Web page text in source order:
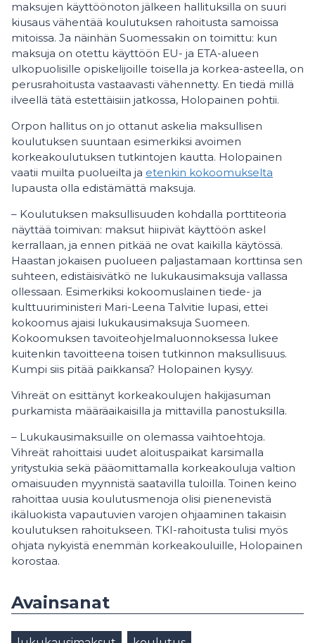
maksujen käyttöönoton jälkeen hallituksilla on suuri
kiusaus vähentää koulutuksen rahoitusta samoissa
mitoissa. Ja näinhän Suomessakin on toimittu: kun
maksuja on otettu käyttöön EU- ja ETA-alueen
ulkopuolisille opiskelijoille toisella ja korkea-asteella, on
perusrahoitusta vastaavasti vähennetty. En tiedä millä
ilveellä tätä estettäisiin jatkossa, Holopainen pohtii.
Orpon hallitus on jo ottanut askelia maksullisen
koulutuksen suuntaan esimerkiksi avoimen
korkeakoulutuksen tutkintojen kautta. Holopainen
vaatii muilta puolueilta ja etenkin kokoomukselta
lupausta olla edistämättä maksuja.
– Koulutuksen maksullisuuden kohdalla porttiteoria
näyttää toimivan: maksut hiipivät käyttöön askel
kerrallaan, ja ennen pitkää ne ovat kaikilla käytössä.
Haastan jokaisen puolueen paljastamaan korttinsa sen
suhteen, edistäisivätkö ne lukukausimaksuja vallassa
ollessaan. Esimerkiksi kokoomuslainen tiede- ja
kulttuuriministeri Mari-Leena Talvitie lupasi, ettei
kokoomus ajaisi lukukausimaksuja Suomeen.
Kokoomuksen tavoiteohjelmaluonnoksessa lukee
kuitenkin tavoitteena toisen tutkinnon maksullisuus.
Kumpi siis pitää paikkansa? Holopainen kysyy.
Vihreät on esittänyt korkeakoulujen hakijasuman
purkamista määräaikaisilla ja mittavilla panostuksilla.
– Lukukausimaksuille on olemassa vaihtoehtoja.
Vihreät rahoittaisi uudet aloituspaikat karsimalla
yritystukia sekä pääomittamalla korkeakouluja valtion
omaisuuden myynnistä saatavilla tuloilla. Toinen keino
rahoittaa uusia koulutusmenoja olisi pienenevistä
ikäluokista vapautuvien varojen ohjaaminen takaisin
koulutuksen rahoitukseen. TKI-rahoitusta tulisi myös
ohjata nykyistä enemmän korkeakouluille, Holopainen
korostaa.
Avainsanat